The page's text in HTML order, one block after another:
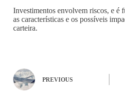
Investimentos envolvem riscos, e é
as características e os possíveis
carteira.
PREVIOUS